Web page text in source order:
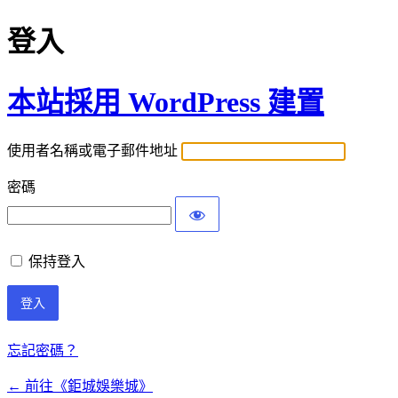
登入
本站採用 WordPress 建置
使用者名稱或電子郵件地址
密碼
保持登入
忘記密碼？
← 前往《鉅城娛樂城》